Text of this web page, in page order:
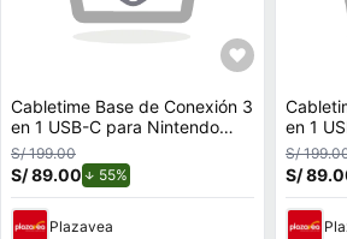
Cabletime Base de Conexión 3
en 1 USB-C para Nintendo
Switch OLED CB40R - CT-
SHUB31-PR
S/ 199.00
S/ 89.00 55%
Plazavea
en 1
Switch
S/
S/